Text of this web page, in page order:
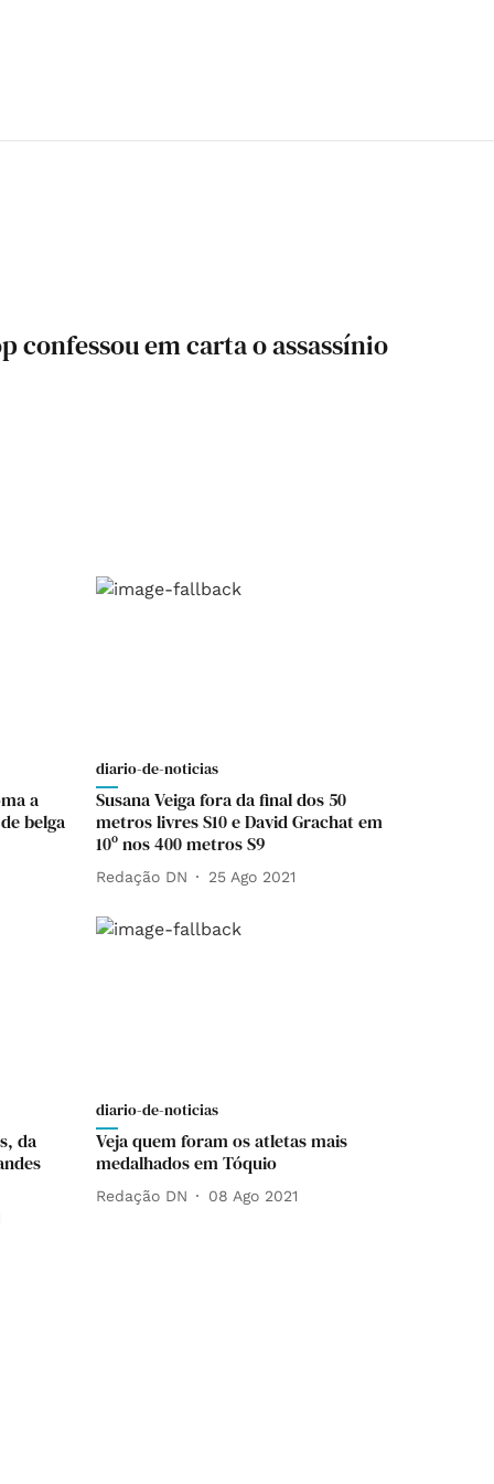
confessou em carta o assassínio
a
belga
diario-de-noticias
Susana Veiga fora da final dos 50
metros livres S10 e David Grachat em
10º nos 400 metros S9
Redação DN 25 Ago 2021
da
diario-de-noticias
Veja quem foram os atletas mais
medalhados em Tóquio
Redação DN 08 Ago 2021